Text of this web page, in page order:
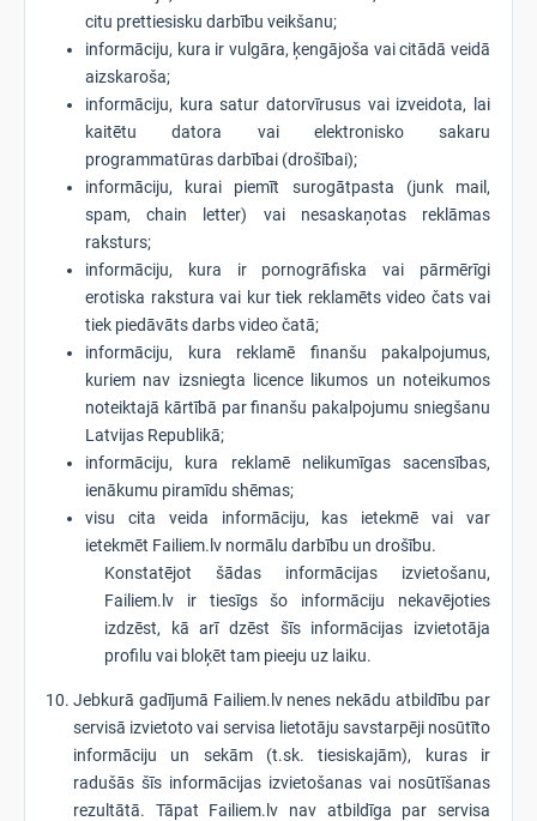
citu prettiesisku darbību veikšanu;
informāciju, kura ir vulgāra, ķengājoša vai citādā veidā
aizskaroša;
informāciju, kura satur datorvīrusus vai izveidota, lai
kaitētu datora vai elektronisko sakaru
programmatūras darbībai (drošībai);
informāciju, kurai piemīt surogātpasta (junk mail,
spam, chain letter) vai nesaskaņotas reklāmas
raksturs;
informāciju, kura ir pornogrāfiska vai pārmērīgi
erotiska rakstura vai kur tiek reklamēts video čats vai
tiek piedāvāts darbs video čatā;
informāciju, kura reklamē finanšu pakalpojumus,
kuriem nav izsniegta licence likumos un noteikumos
noteiktajā kārtībā par finanšu pakalpojumu sniegšanu
Latvijas Republikā;
informāciju, kura reklamē nelikumīgas sacensības,
ienākumu piramīdu shēmas;
visu cita veida informāciju, kas ietekmē vai var
ietekmēt Failiem.lv normālu darbību un drošību.
Konstatējot šādas informācijas izvietošanu,
Failiem.lv ir tiesīgs šo informāciju nekavējoties
izdzēst, kā arī dzēst šīs informācijas izvietotāja
profilu vai bloķēt tam pieeju uz laiku.
Jebkurā gadījumā Failiem.lv nenes nekādu atbildību par
servisā izvietoto vai servisa lietotāju savstarpēji nosūtīto
informāciju un sekām (t.sk. tiesiskajām), kuras ir
radušās šīs informācijas izvietošanas vai nosūtīšanas
rezultātā. Tāpat Failiem.lv nav atbildīga par servisa